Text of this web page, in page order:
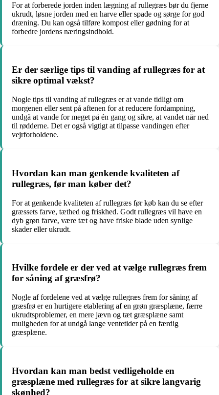
For at forberede jorden inden lægning af rullegræs bør du fjerne
ukrudt, løsne jorden med en harve eller spade og sørge for god
dræning. Du kan også tilføre kompost eller gødning for at
forbedre jordens næringsindhold.
Er der særlige tips til vanding af rullegræs for at
sikre optimal vækst?
Nogle tips til vanding af rullegræs er at vande tidligt om
morgenen eller sent på aftenen for at reducere fordampning,
undgå at vande for meget på én gang og sikre, at vandet når ned
til rødderne. Det er også vigtigt at tilpasse vandingen efter
vejrforholdene.
Hvordan kan man genkende kvaliteten af
rullegræs, før man køber det?
For at genkende kvaliteten af rullegræs før køb kan du se efter
græssets farve, tæthed og friskhed. Godt rullegræs vil have en
dyb grøn farve, være tæt og have friske blade uden synlige
skader eller ukrudt.
Hvilke fordele er der ved at vælge rullegræs frem
for såning af græsfrø?
Nogle af fordelene ved at vælge rullegræs frem for såning af
græsfrø er en hurtigere etablering af en grøn græsplæne, færre
ukrudtsproblemer, en mere jævn og tæt græsplæne samt
muligheden for at undgå lange ventetider på en færdig
græsplæne.
Hvordan kan man bedst vedligeholde en
græsplæne med rullegræs for at sikre langvarig
skønhed?